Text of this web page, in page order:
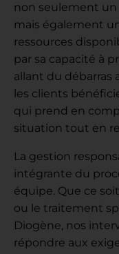
non seulement
mais également
ressources
par sa capacité à
allant du débarras
les clients
qui prend en
situation tout en
La gestion
intégrante du
équipe. Que ce
ou le traitement
Diogène, nos
répondre aux